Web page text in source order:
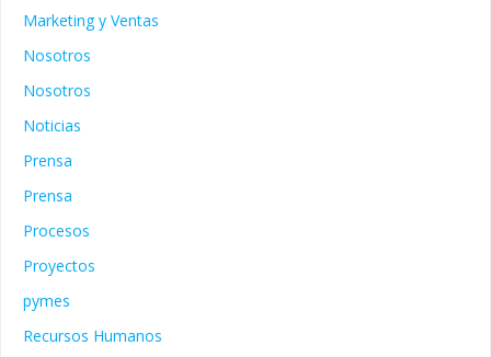
Marketing y Ventas
Nosotros
Nosotros
Noticias
Prensa
Prensa
Procesos
Proyectos
pymes
Recursos Humanos